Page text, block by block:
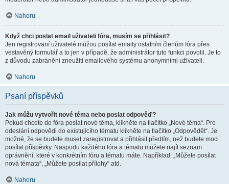
Nahoru
Když chci poslat email uživateli fóra, musím se přihlásit?
Jen registrovaní uživatelé můžou posílat emaily ostatním členům fóra přes
vestavěný formulář a to jen v případě, že administrátor tuto funkci povolil. Je to
z důvodu zabránění zneužití emailového systému anonymními uživateli.
Nahoru
Psaní příspěvků
Jak můžu vytvořit nové téma nebo poslat odpověď?
Pokud chcete do fóra poslat nové téma, klikněte na tlačítko „Nové téma“. Pro
odeslání odpovědi do existujícího tématu klikněte na tlačítko „Odpovědět“. Je
možné, že se budete muset zaregistrovat a přihlásit předtím, než budete moci
posílat příspěvky. Naspodu každého fóra a tématu můžete najít seznam
oprávnění, které v konkrétním fóru a tématu máte. Například: „Můžete posílat
nová témata“, „Můžete posílat přílohy“ atd.
Nahoru